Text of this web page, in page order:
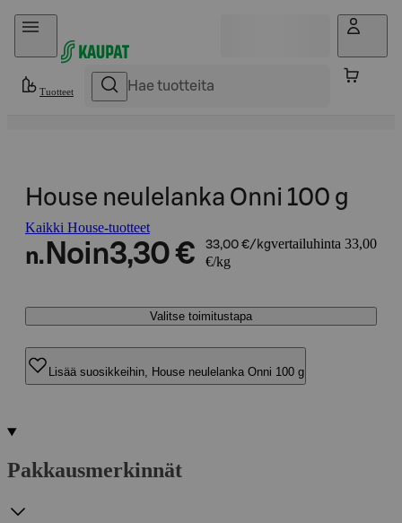
Hyppää sisältöön
Tuotteet
House neulelanka Onni 100 g
Kaikki House-tuotteet
n. Noin3,30 € 33,00 €/kgvertailuhinta 33,00
€/kg
Valitse toimitustapa
Lisää suosikkeihin, House neulelanka Onni 100 g
Pakkausmerkinnät